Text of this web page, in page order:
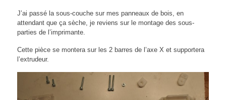
J’ai passé la sous-couche sur mes panneaux de bois, en
attendant que ça sèche, je reviens sur le montage des sous-
parties de l’imprimante.
Cette pièce se montera sur les 2 barres de l’axe X et supportera
l’extrudeur.